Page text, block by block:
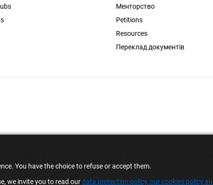
You have the choice to refuse or accept them.
we invite you to read ourdata protection policy, our cookies policy
Менторство
Petitions
Resources
Переклад документів